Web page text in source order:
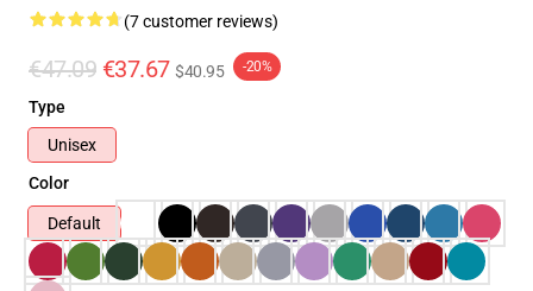
(7 customer reviews)
€47.09 €37.67 $40.95 -20%
Type
Unisex
Color
Default